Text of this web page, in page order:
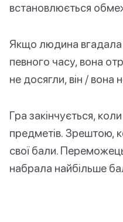
встановлюється
Якщо людина
певного часу, вона
не досягли, він / вона
Гра закінчується,
предметів. Зрештою,
свої бали.
набрала найбільше